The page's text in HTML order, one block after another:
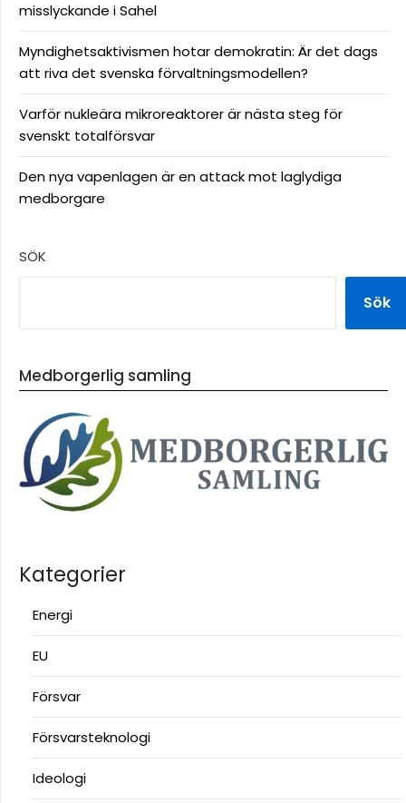
misslyckande i Sahel
Myndighetsaktivismen hotar demokratin: Är det dags
att riva det svenska förvaltningsmodellen?
Varför nukleära mikroreaktorer är nästa steg för
svenskt totalförsvar
Den nya vapenlagen är en attack mot laglydiga
medborgare
SÖK
Sök
Medborgerlig samling
Kategorier
Energi
EU
Försvar
Försvarsteknologi
Ideologi